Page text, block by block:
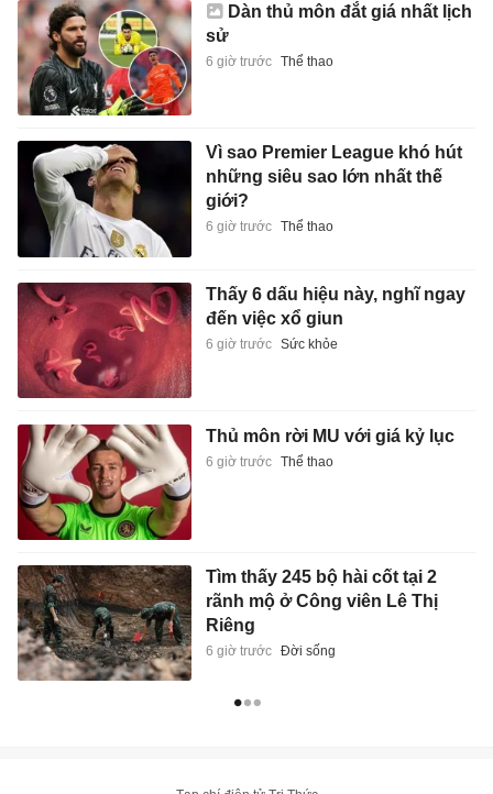
Dàn thủ môn đắt giá nhất lịch
sử
6 giờ trước Thể thao
Vì sao Premier League khó hút
những siêu sao lớn nhất thế
giới?
6 giờ trước Thể thao
Thấy 6 dấu hiệu này, nghĩ ngay
đến việc xổ giun
6 giờ trước Sức khỏe
Thủ môn rời MU với giá kỷ lục
6 giờ trước Thể thao
Tìm thấy 245 bộ hài cốt tại 2
rãnh mộ ở Công viên Lê Thị
Riêng
6 giờ trước Đời sống